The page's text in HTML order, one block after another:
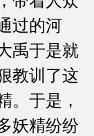
过的河
禹于是就
教训了这
。于是，
妖精纷纷